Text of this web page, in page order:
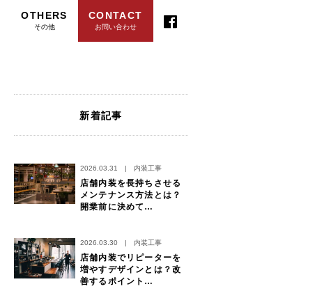
OTHERS
その他
CONTACT
お問い合わせ
新着記事
2026.03.31 | 内装工事
店舗内装を長持ちさせる
メンテナンス方法とは？
開業前に決めて…
2026.03.30 | 内装工事
店舗内装でリピーターを
増やすデザインとは？改
善するポイント…